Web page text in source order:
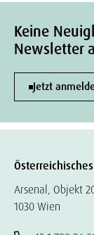
Keine
Newsletter
Jetzt
Arsenal, Objekt
1030 Wien